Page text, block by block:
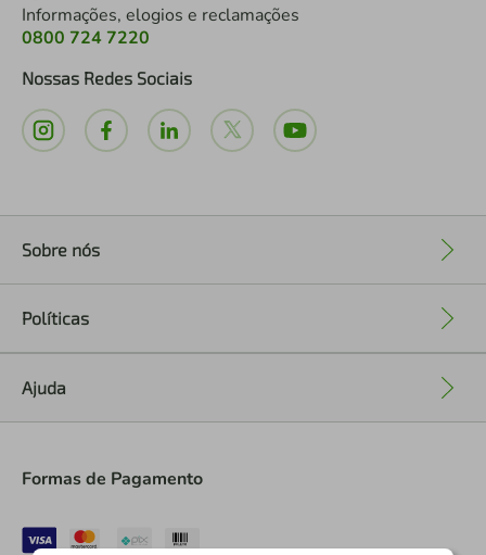
Informações, elogios e reclamações
0800 724 7220
Nossas Redes Sociais
Sobre nós
Políticas
Ajuda
Formas de Pagamento